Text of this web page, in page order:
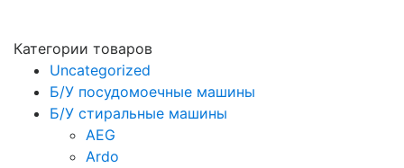
Категории товаров
Uncategorized
Б/У посудомоечные машины
Б/У стиральные машины
AEG
Ardo